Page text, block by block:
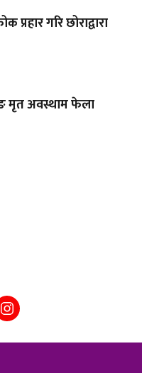
प्रहार गरि छोराद्वारा
मृत अवस्थाम फेला